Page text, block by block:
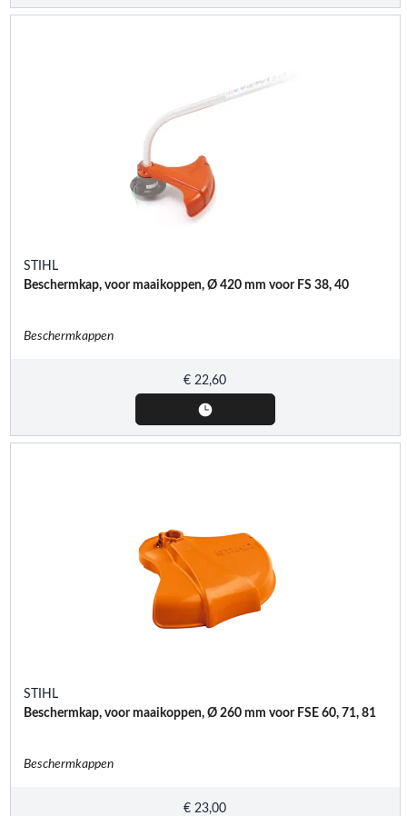
STIHL
Beschermkap, voor maaikoppen, Ø 420 mm voor FS 38, 40
Beschermkappen
€ 22,60
STIHL
Beschermkap, voor maaikoppen, Ø 260 mm voor FSE 60, 71, 81
Beschermkappen
€ 23,00